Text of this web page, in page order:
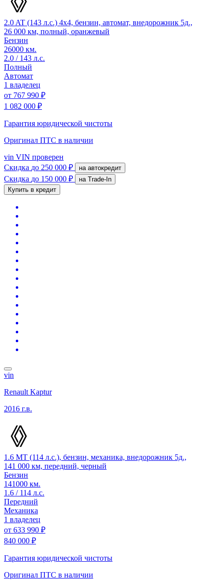
2.0 AT (143 л.с.) 4x4, бензин, автомат, внедорожник 5д.,
26 000 км, полный, оранжевый
Бензин
26000 км.
2.0 / 143 л.с.
Полный
Автомат
1 владелец
от 767 990 ₽
1 082 000 ₽
Гарантия юридической чистоты
Оригинал ПТС в наличии
vin VIN проверен
Скидка до 250 000 ₽ на автокредит
Скидка до 150 000 ₽
на Trade-In
Купить в кредит
vin
Renault Kaptur
2016 г.в.
1.6 MT (114 л.с.), бензин, механика, внедорожник 5д.,
141 000 км, передний, черный
Бензин
141000 км.
1.6 / 114 л.с.
Передний
Механика
1 владелец
от 633 990 ₽
840 000 ₽
Гарантия юридической чистоты
Оригинал ПТС в наличии